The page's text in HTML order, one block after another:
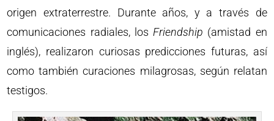
origen extraterrestre. Durante años, y a través de
comunicaciones radiales, los Friendship (amistad en
inglés), realizaron curiosas predicciones futuras, así
como también curaciones milagrosas, según relatan
testigos.